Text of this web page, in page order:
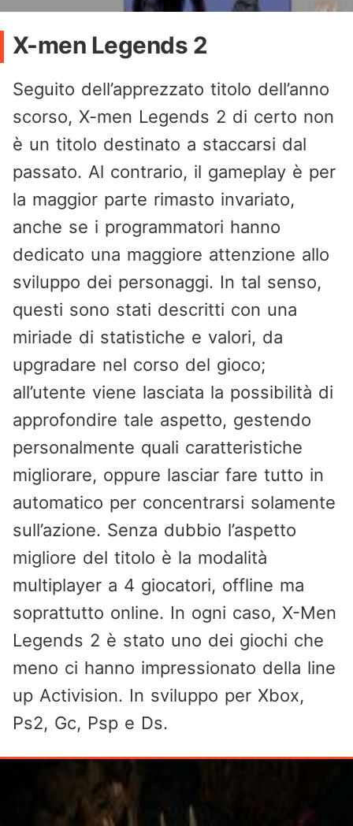
X-men Legends 2
Seguito dell’apprezzato titolo dell’anno
scorso, X-men Legends 2 di certo non
è un titolo destinato a staccarsi dal
passato. Al contrario, il gameplay è per
la maggior parte rimasto invariato,
anche se i programmatori hanno
dedicato una maggiore attenzione allo
sviluppo dei personaggi. In tal senso,
questi sono stati descritti con una
miriade di statistiche e valori, da
upgradare nel corso del gioco;
all’utente viene lasciata la possibilità di
approfondire tale aspetto, gestendo
personalmente quali caratteristiche
migliorare, oppure lasciar fare tutto in
automatico per concentrarsi solamente
sull’azione. Senza dubbio l’aspetto
migliore del titolo è la modalità
multiplayer a 4 giocatori, offline ma
soprattutto online. In ogni caso, X-Men
Legends 2 è stato uno dei giochi che
meno ci hanno impressionato della line
up Activision. In sviluppo per Xbox,
Ps2, Gc, Psp e Ds.